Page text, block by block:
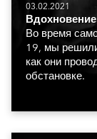
03.02.2021
Во время
19, мы
как они
обстановке.